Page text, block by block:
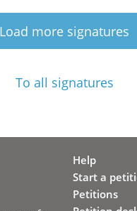
Load more signatures
To all signatures
Help
Start a
Petitions